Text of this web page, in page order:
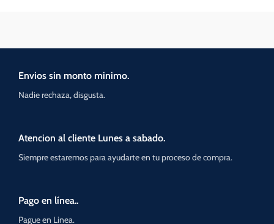
Envios sin monto minimo.
Nadie rechaza, disgusta.
Atencion al cliente Lunes a sabado.
Siempre estaremos para ayudarte en tu proceso de compra.
Pago en línea..
Pague en Linea.